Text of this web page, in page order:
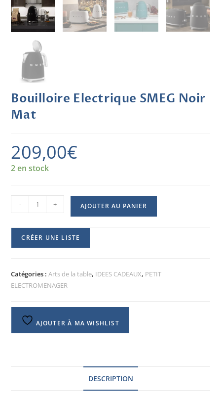
Bouilloire Electrique SMEG Noir
Mat
209,00€
2 en stock
- + AJOUTER AU PANIER
CRÉER UNE LISTE
Catégories :Arts de la table, IDEES CADEAUX, PETIT
ELECTROMENAGER
AJOUTER À MA WISHLIST
DESCRIPTION